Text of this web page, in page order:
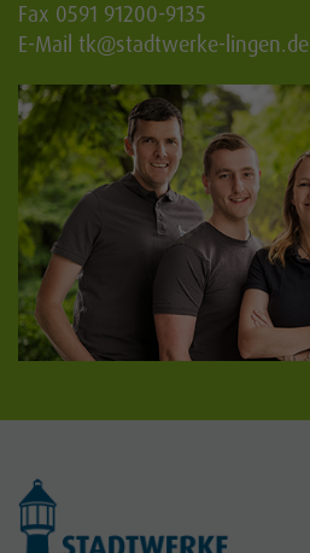
Fax 0591 91200-9135
E-Mail tk@stadtwerke-lingen.de